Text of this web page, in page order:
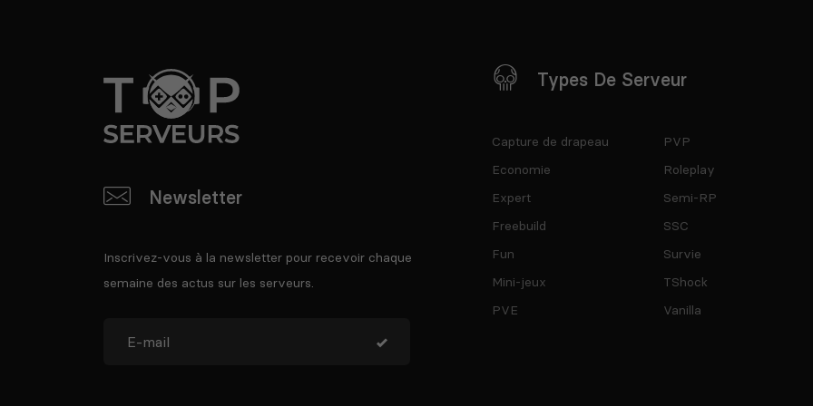
Newsletter
Inscrivez-vous à la newsletter pour recevoir chaque
semaine des actus sur les serveurs.
Types De Serveur
Capture de drapeau
Economie
Expert
Freebuild
Fun
Mini-jeux
PVE
PVP
Roleplay
Semi-RP
SSC
Survie
TShock
Vanilla